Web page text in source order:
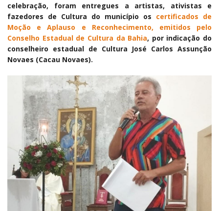
celebração, foram entregues a artistas, ativistas e
fazedores de Cultura do município os certificados de
Moção e Aplauso e Reconhecimento, emitidos pelo
Conselho Estadual de Cultura da Bahia, por indicação do
conselheiro estadual de Cultura José Carlos Assunção
Novaes (Cacau Novaes).